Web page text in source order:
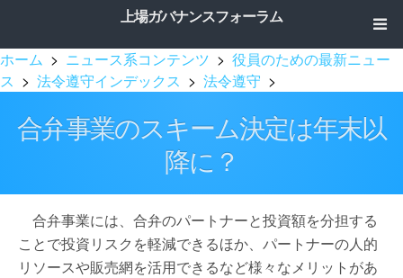
上場ガバナンスフォーラム
ホーム > ニュース系コンテンツ > 役員のための最新ニュー
ス > 法令遵守インデックス > 法令遵守 >
合弁事業のスキーム決定は年末以
降に？
合弁事業には、合弁のパートナーと投資額を分担する
ことで投資リスクを軽減できるほか、パートナーの人的
リソースや販売網を活用できるなど様々なメリットがあ